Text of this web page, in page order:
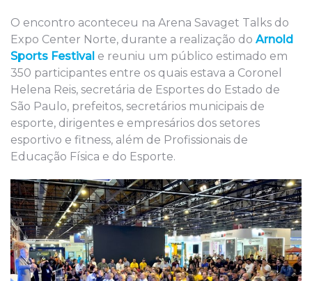
O encontro aconteceu na Arena Savaget Talks do
Expo Center Norte, durante a realização do Arnold
Sports Festival e reuniu um público estimado em
350 participantes entre os quais estava a Coronel
Helena Reis, secretária de Esportes do Estado de
São Paulo, prefeitos, secretários municipais de
esporte, dirigentes e empresários dos setores
esportivo e fitness, além de Profissionais de
Educação Física e do Esporte.